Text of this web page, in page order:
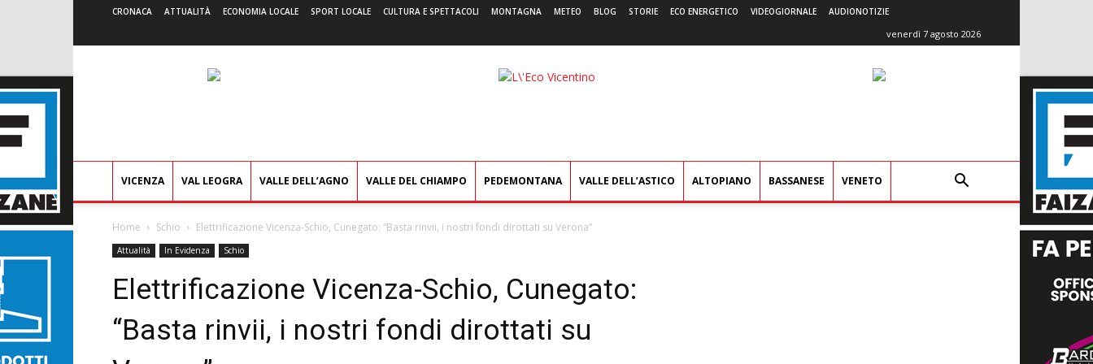
CRONACA ATTUALITÀ ECONOMIA LOCALE SPORT LOCALE CULTURA E SPETTACOLI MONTAGNA METEO BLOG STORIE ECO ENERGETICO VIDEOGIORNALE AUDIONOTIZIE
venerdì 7 agosto 2026
L'Eco
VICENZA VAL LEOGRA VALLE DELL’AGNO VALLE DEL CHIAMPO PEDEMONTANA VALLE DELL’ASTICO ALTOPIANO BASSANESE VENETO
Home Schio Elettrificazione Vicenza-Schio, Cunegato: “Basta rinvii, i nostri fondi dirottati su Verona”
Attualità In Evidenza Schio
Elettrificazione Vicenza-Schio, Cunegato:
“Basta rinvii, i nostri fondi dirottati su